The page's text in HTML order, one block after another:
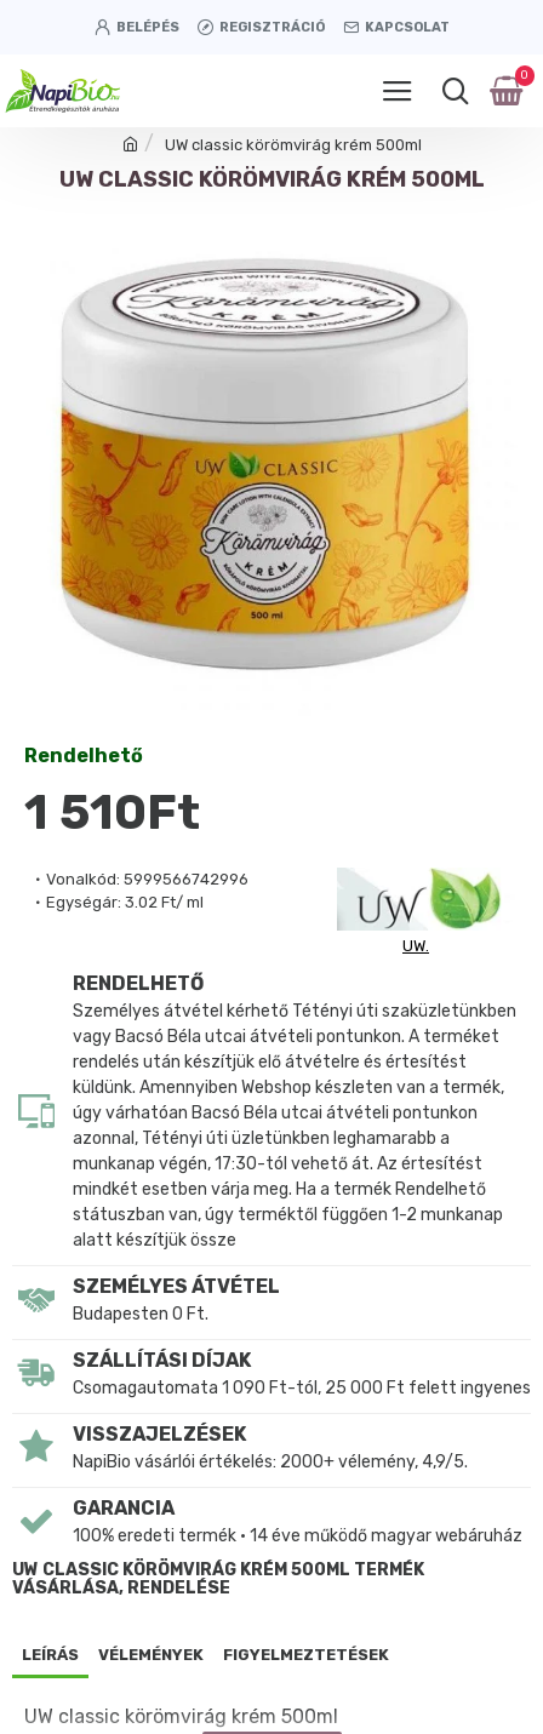
BELÉPÉS REGISZTRÁCIÓ KAPCSOLAT
0
UW classic körömvirág krém 500ml
UW CLASSIC KÖRÖMVIRÁG KRÉM 500ML
Vonalkód: 5999566742996
Egységár: 3.02 Ft/ ml
UW.
Rendelhető
1 510Ft
RENDELHETŐ
Személyes átvétel kérhető Tétényi úti szaküzletünkben
vagy Bacsó Béla utcai átvételi pontunkon. A terméket
rendelés után készítjük elő átvételre és értesítést
küldünk. Amennyiben Webshop készleten van a termék,
úgy várhatóan Bacsó Béla utcai átvételi pontunkon
azonnal, Tétényi úti üzletünkben leghamarabb a
munkanap végén, 17:30-tól vehető át. Az értesítést
mindkét esetben várja meg. Ha a termék Rendelhető
státuszban van, úgy terméktől függően 1-2 munkanap
alatt készítjük össze
SZEMÉLYES ÁTVÉTEL
Budapesten 0 Ft.
SZÁLLÍTÁSI DÍJAK
Csomagautomata 1 090 Ft-tól, 25 000 Ft felett ingyenes
VISSZAJELZÉSEK
NapiBio vásárlói értékelés: 2000+ vélemény, 4,9/5.
GARANCIA
100% eredeti termék • 14 éve működő magyar webáruház
UW CLASSIC KÖRÖMVIRÁG KRÉM 500ML TERMÉK
VÁSÁRLÁSA, RENDELÉSE
LEÍRÁS VÉLEMÉNYEK FIGYELMEZTETÉSEK
UW classic körömvirág krém 500ml